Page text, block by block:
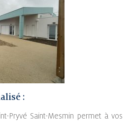
:
Pryvé Saint-Mesmin permet à vos